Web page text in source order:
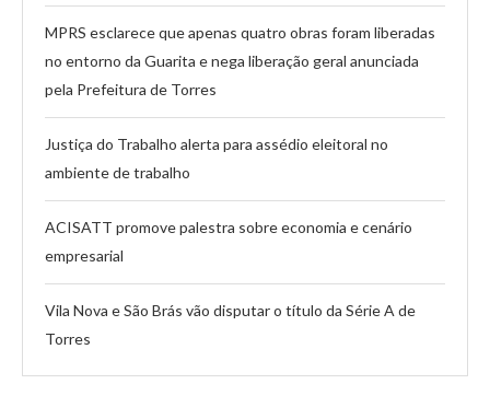
MPRS esclarece que apenas quatro obras foram liberadas
no entorno da Guarita e nega liberação geral anunciada
pela Prefeitura de Torres
Justiça do Trabalho alerta para assédio eleitoral no
ambiente de trabalho
ACISATT promove palestra sobre economia e cenário
empresarial
Vila Nova e São Brás vão disputar o título da Série A de
Torres